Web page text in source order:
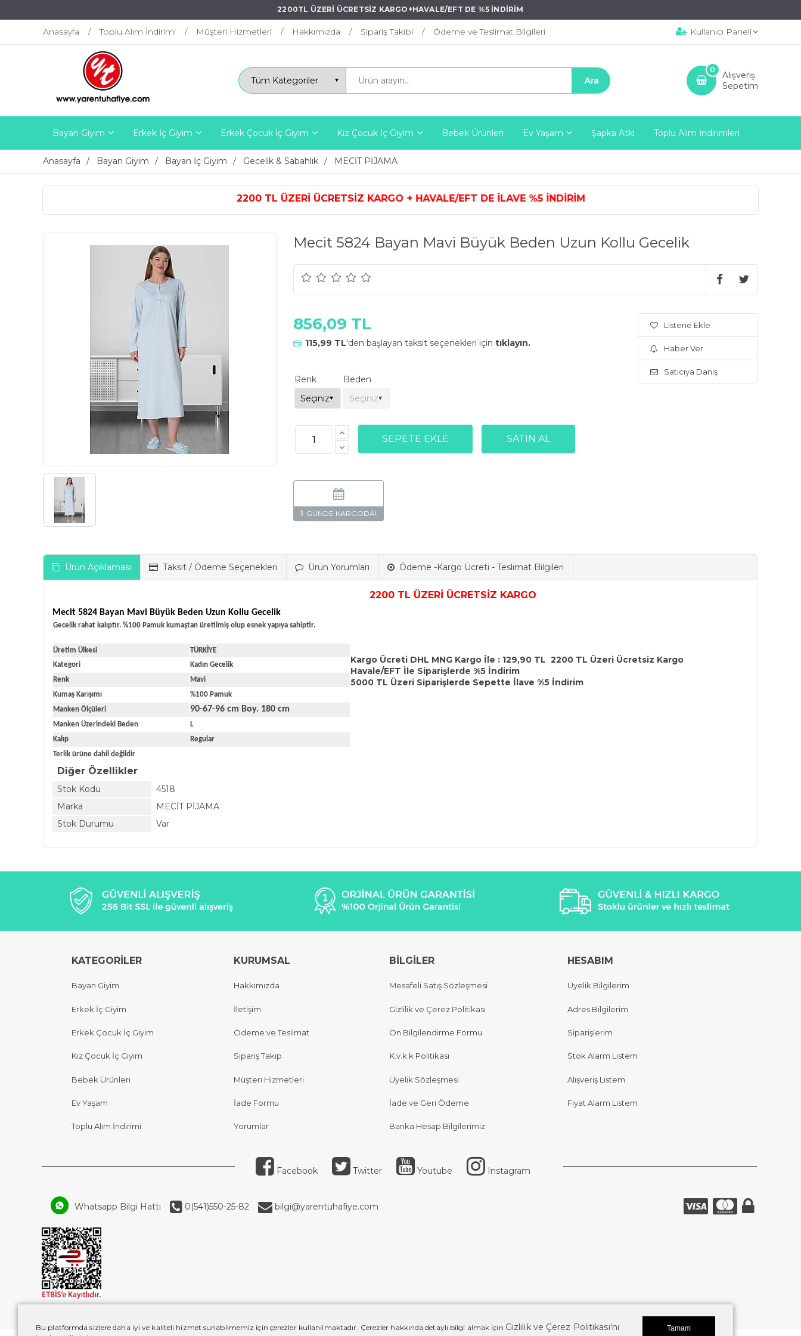
2200TL ÜZERİ ÜCRETSİZ KARGO+HAVALE/EFT DE %5 İNDİRİM
Anasayfa Toplu Alım İndirimi Müşteri Hizmetleri Hakkımızda Sipariş Takibi Ödeme ve Teslimat Bilgileri Kullanıcı Paneli
Alışveriş
Sepetim
0
Bayan Giyim Erkek İç Giyim Erkek Çocuk İç Giyim Kız Çocuk İç Giyim Bebek Ürünleri Ev Yaşam Şapka Atkı Toplu Alım İndirimleri
Anasayfa Bayan Giyim Bayan İç Giyim Gecelik & Sabahlık MECİT PİJAMA
2200 TL ÜZERİ ÜCRETSİZ KARGO + HAVALE/EFT DE İLAVE %5 İNDİRİM
Mecit 5824 Bayan Mavi Büyük Beden Uzun Kollu Gecelik
856,09 TL
115,99 TL'den başlayan taksit seçenekleri için tıklayın.
Renk Beden
1
Listene Ekle
Haber Ver
Satıcıya Danış
Ürün Açıklaması Taksit / Ödeme Seçenekleri Ürün Yorumları Ödeme -Kargo Ücreti - Teslimat Bilgileri
2200 TL ÜZERİ ÜCRETSİZ KARGO
Mecit 5824 Bayan Mavi Büyük Beden Uzun Kollu Gecelik
Gecelik rahat kalıptır. %100 Pamuk kumaştan üretilmiş olup esnek yapıya sahiptir.
Üretim Ülkesi
TÜRKİYE
Kategori
Kadın Gecelik
Renk
Mavi
Kumaş Karışımı
%100 Pamuk
Manken Ölçüleri
90-67-96 cm Boy. 180 cm
Manken Üzerindeki Beden
L
Kalıp
Regular
Terlik ürüne dahil değildir
Kargo Ücreti DHL MNG Kargo İle : 129,90 TL 2200 TL Üzeri Ücretsiz Kargo
Havale/EFT İle Siparişlerde %5 İndirim
5000 TL Üzeri Siparişlerde Sepette İlave %5 İndirim
Diğer Özellikler
Stok Kodu
4518
Marka
MECİT PİJAMA
Stok Durumu
Var
KATEGORİLER
Bayan Giyim
Erkek İç Giyim
Erkek Çocuk İç Giyim
Kız Çocuk İç Giyim
Bebek Ürünleri
Ev Yaşam
Toplu Alım İndirimi
KURUMSAL
Hakkımızda
İletişim
Ödeme ve Teslimat
Sipariş Takip
Müşteri Hizmetleri
İade Formu
Yorumlar
BİLGİLER
Mesafeli Satış Sözleşmesi
Gizlilik ve Çerez Politikası
Ön Bilgilendirme Formu
K.v.k.k Politikası
Üyelik Sözleşmesi
İade ve Geri Ödeme
Banka Hesap Bilgilerimiz
HESABIM
Üyelik Bilgilerim
Adres Bilgilerim
Siparişlerim
Stok Alarm Listem
Alışveriş Listem
Fiyat Alarm Listem
Facebook Twitter Youtube Instagram
Whatsapp Bilgi Hattı 0(541)550-25-82 bilgi@yarentuhafiye.com
Bu platformda sizlere daha iyi ve kaliteli hizmet sunabilmemiz için çerezler kullanılmaktadır. Çerezler hakkında detaylı bilgi almak için Gizlilik ve Çerez Politikası'nı
Tamam